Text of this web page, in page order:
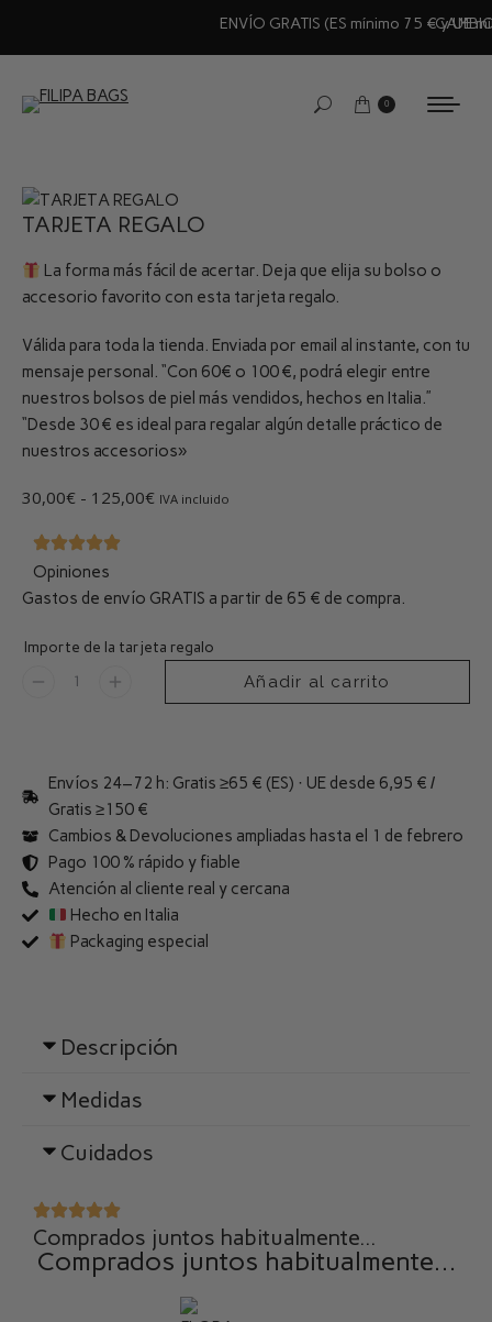
CAMBIO & DEVOLUCIÓN SÚPER FÁCIL (30 días)
0
TARJETA REGALO
La forma más fácil de acertar. Deja que elija su bolso o
accesorio favorito con esta tarjeta regalo.
Válida para toda la tienda. Enviada por email al instante, con tu
mensaje personal. “Con 60€ o 100 €, podrá elegir entre
nuestros bolsos de piel más vendidos, hechos en Italia.”
“Desde 30 € es ideal para regalar algún detalle práctico de
nuestros accesorios»
30,00€ - 125,00€ IVA incluido
Opiniones
Gastos de envío GRATIS a partir de 65 € de compra.
Importe de la tarjeta regalo
Añadir al carrito
Envíos 24–72 h: Gratis ≥65 € (ES) · UE desde 6,95 € /
Gratis ≥150 €
Cambios & Devoluciones ampliadas hasta el 1 de febrero
Pago 100 % rápido y fiable
Atención al cliente real y cercana
Hecho en Italia
Packaging especial
Descripción
Medidas
Cuidados
Comprados juntos habitualmente...
Comprados juntos habitualmente…